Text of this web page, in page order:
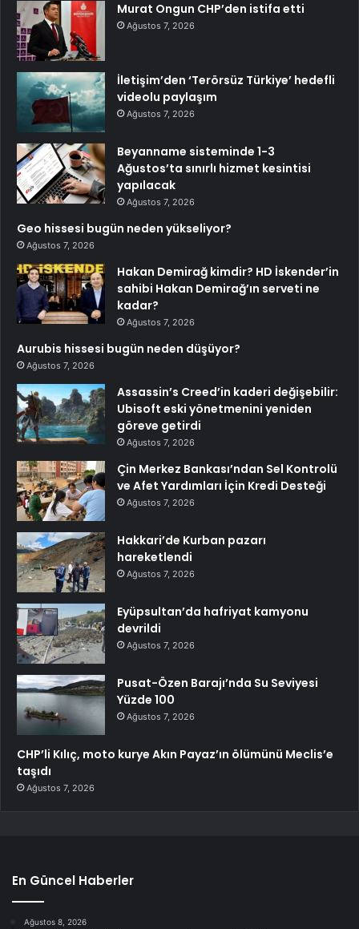
Murat Ongun CHP’den istifa etti
Ağustos 7, 2026
İletişim’den ‘Terörsüz Türkiye’ hedefli
videolu paylaşım
Ağustos 7, 2026
Beyanname sisteminde 1-3
Ağustos’ta sınırlı hizmet kesintisi
yapılacak
Ağustos 7, 2026
Geo hissesi bugün neden yükseliyor?
Ağustos 7, 2026
Hakan Demirağ kimdir? HD İskender’in
sahibi Hakan Demirağ’ın serveti ne
kadar?
Ağustos 7, 2026
Aurubis hissesi bugün neden düşüyor?
Ağustos 7, 2026
Assassin’s Creed’in kaderi değişebilir:
Ubisoft eski yönetmenini yeniden
göreve getirdi
Ağustos 7, 2026
Çin Merkez Bankası’ndan Sel Kontrolü
ve Afet Yardımları İçin Kredi Desteği
Ağustos 7, 2026
Hakkari’de Kurban pazarı
hareketlendi
Ağustos 7, 2026
Eyüpsultan’da hafriyat kamyonu
devrildi
Ağustos 7, 2026
Pusat-Özen Barajı’nda Su Seviyesi
Yüzde 100
Ağustos 7, 2026
CHP’li Kılıç, moto kurye Akın Payaz’ın ölümünü Meclis’e
taşıdı
Ağustos 7, 2026
En Güncel Haberler
Ağustos 8, 2026